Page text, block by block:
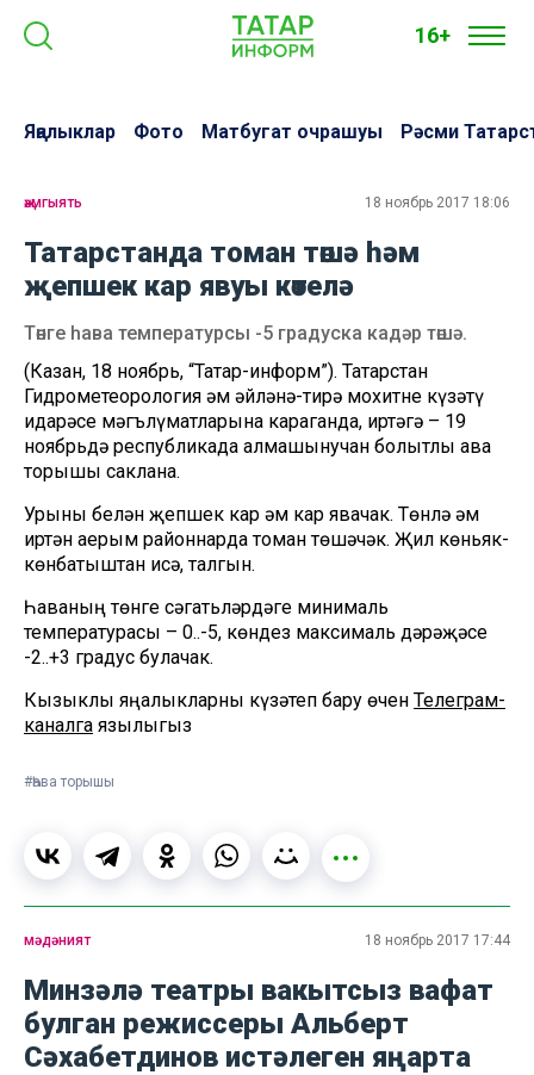
16+
Яңалыклар Фото Матбугат очрашуы Рәсми
җәмгыять 18 ноябрь 2017 18:06
Татарстанда томан төшә һәм
җепшек кар явуы көтелә
Төнге һава температурсы -5 градуска кадәр төшә.
(Казан, 18 ноябрь, “Татар-информ”). Татарстан
Гидрометеорология һәм әйләнә-тирә мохитне күзәтү
идарәсе мәгълүматларына караганда, иртәгә – 19
ноябрьдә республикада алмашынучан болытлы һава
торышы саклана.
Урыны белән җепшек кар һәм кар явачак. Төнлә һәм
иртән аерым районнарда томан төшәчәк. Җил көньяк-
көнбатыштан исә, талгын.
Һаваның төнге сәгатьләрдәге минималь
температурасы – 0..-5, көндез максималь дәрәҗәсе
-2..+3 градус булачак.
Кызыклы яңалыкларны күзәтеп бару өчен Телеграм-
каналга язылыгыз
#Һава торышы
мәдәният 18 ноябрь 2017 17:44
Минзәлә театры вакытсыз вафат
булган режиссеры Альберт
Сәхабетдинов истәлеген яңарта